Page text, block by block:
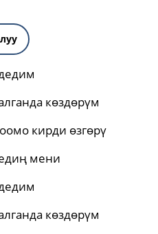
көздөрүм
кирди өзгөрү
мени
көздөрүм